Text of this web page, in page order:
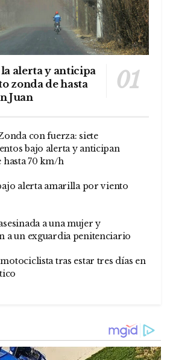
alerta y anticipa
zonda de hasta
Juan
con fuerza: siete
bajo alerta y anticipan
hasta 70 km/h
alerta amarilla por viento
a una mujer y
a un exguardia penitenciario
tras estar tres días en